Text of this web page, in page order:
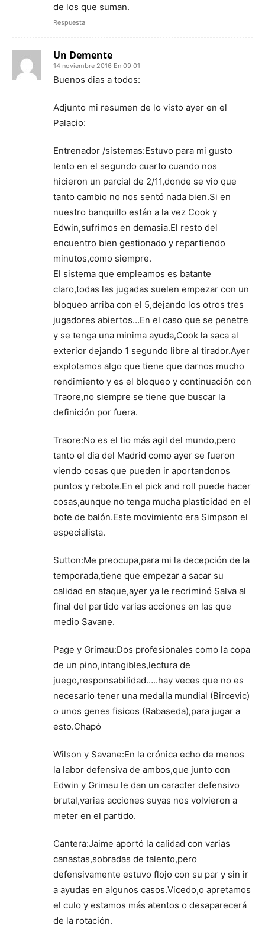
de los que suman.
Respuesta
Un Demente
14 noviembre 2016 En 09:01
Buenos dias a todos:
Adjunto mi resumen de lo visto ayer en el
Palacio:
Entrenador /sistemas:Estuvo para mi gusto
lento en el segundo cuarto cuando nos
hicieron un parcial de 2/11,donde se vio que
tanto cambio no nos sentó nada bien.Si en
nuestro banquillo están a la vez Cook y
Edwin,sufrimos en demasia.El resto del
encuentro bien gestionado y repartiendo
minutos,como siempre.
El sistema que empleamos es batante
claro,todas las jugadas suelen empezar con un
bloqueo arriba con el 5,dejando los otros tres
jugadores abiertos…En el caso que se penetre
y se tenga una minima ayuda,Cook la saca al
exterior dejando 1 segundo libre al tirador.Ayer
explotamos algo que tiene que darnos mucho
rendimiento y es el bloqueo y continuación con
Traore,no siempre se tiene que buscar la
definición por fuera.
Traore:No es el tio más agil del mundo,pero
tanto el dia del Madrid como ayer se fueron
viendo cosas que pueden ir aportandonos
puntos y rebote.En el pick and roll puede hacer
cosas,aunque no tenga mucha plasticidad en el
bote de balón.Este movimiento era Simpson el
especialista.
Sutton:Me preocupa,para mi la decepción de la
temporada,tiene que empezar a sacar su
calidad en ataque,ayer ya le recriminó Salva al
final del partido varias acciones en las que
medio Savane.
Page y Grimau:Dos profesionales como la copa
de un pino,intangibles,lectura de
juego,responsabilidad…..hay veces que no es
necesario tener una medalla mundial (Bircevic)
o unos genes fisicos (Rabaseda),para jugar a
esto.Chapó
Wilson y Savane:En la crónica echo de menos
la labor defensiva de ambos,que junto con
Edwin y Grimau le dan un caracter defensivo
brutal,varias acciones suyas nos volvieron a
meter en el partido.
Cantera:Jaime aportó la calidad con varias
canastas,sobradas de talento,pero
defensivamente estuvo flojo con su par y sin ir
a ayudas en algunos casos.Vicedo,o apretamos
el culo y estamos más atentos o desaparecerá
de la rotación.